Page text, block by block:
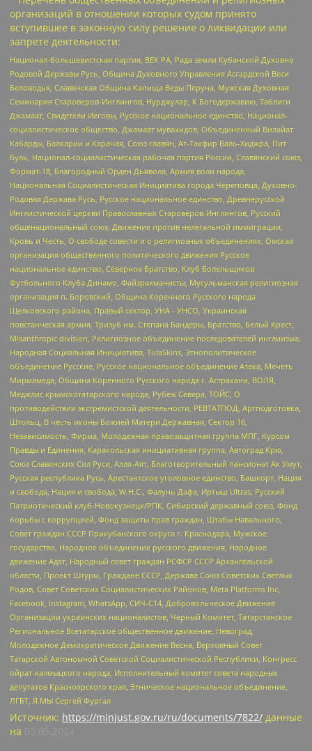
организаций в отношении которых судом принято
вступившее в законную силу решение о ликвидации или
запрете деятельности:
Национал-большевистская партия, ВЕК РА, Рада земли Кубанской Духовно
Родовой Державы Русь, Община Духовного Управления Асгардской Веси
Беловодья, Славянская Община Капища Веды Перуна, Мужская Духовная
Семинария Староверов-Инглингов, Нурджулар, К Богодержавию, Таблиги
Джамаат, Свидетели Иеговы, Русское национальное единство, Национал-
социалистическое общество, Джамаат мувахидов, Объединенный Вилайат
Кабарды, Балкарии и Карачая, Союз славян, Ат-Такфир Валь-Хиджра, Пит
Буль, Национал-социалистическая рабочая партия России, Славянский союз,
Формат-18, Благородный Орден Дьявола, Армия воли народа,
Национальная Социалистическая Инициатива города Череповца, Духовно-
Родовая Держава Русь, Русское национальное единство, Древнерусской
Инглистической церкви Православных Староверов-Инглингов, Русский
общенациональный союз, Движение против нелегальной иммиграции,
Кровь и Честь, О свободе совести и о религиозных объединениях, Омская
организация общественного политического движения Русское
национальное единство, Северное Братство, Клуб Болельщиков
Футбольного Клуба Динамо, Файзрахманисты, Мусульманская религиозная
организация п. Боровский, Община Коренного Русского народа
Щелковского района, Правый сектор, УНА - УНСО, Украинская
повстанческая армия, Тризуб им. Степана Бандеры, Братство, Белый Крест,
Misanthropic division, Религиозное объединение последователей инглиизма,
Народная Социальная Инициатива, TulaSkins, Этнополитическое
объединение Русские, Русское национальное объединение Атака, Мечеть
Мирмамеда, Община Коренного Русского народа г. Астрахани, ВОЛЯ,
Меджлис крымскотатарского народа, Рубеж Севера, ТОЙС, О
противодействии экстремистской деятельности, РЕВТАТПОД, Артподготовка,
Штольц, В честь иконы Божией Матери Державная, Сектор 16,
Независимость, Фирма, Молодежная правозащитная группа МПГ, Курсом
Правды и Единения, Каракольская инициативная группа, Автоград Крю,
Союз Славянских Сил Руси, Алля-Аят, Благотворительный пансионат Ак Умут,
Русская республика Русь, Арестантское уголовное единство, Башкорт, Нация
и свобода, Нация и свобода, W.H.С., Фалунь Дафа, Иртыш Ultras, Русский
Патриотический клуб-Новокузнецк/РПК, Сибирский державный союз, Фонд
борьбы с коррупцией, Фонд защиты прав граждан, Штабы Навального,
Совет граждан СССР Прикубанского округа г. Краснодара, Мужское
государство, Народное объединение русского движения, Народное
движение Адат, Народный совет граждан РСФСР СССР Архангельской
области, Проект Штурм, Граждане СССР, Держава Союз Советских Светлых
Родов, Совет Советских Социалистических Районов, Meta Platforms Inc,
Facebook, Instagram, WhatsApp, СИЧ-С14, Добровольческое Движение
Организации украинских националистов, Черный Комитет, Татарстанское
Региональное Всетатарское общественное движение, Невоград,
Молодежное Демократическое Движение Весна, Верховный Совет
Татарской Автономной Советской Социалистической Республики, Конгресс
ойрат-калмыцкого народа, Исполнительный комитет совета народных
депутатов Красноярского края, Этническое национальное объединение,
ЛГБТ, Я.МЫ Сергей Фургал
Источник: https://minjust.gov.ru/ru/documents/7822/ данные
на